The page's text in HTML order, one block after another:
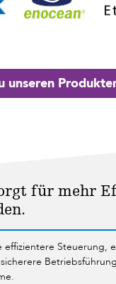
unseren
für mehr
Steuerung,